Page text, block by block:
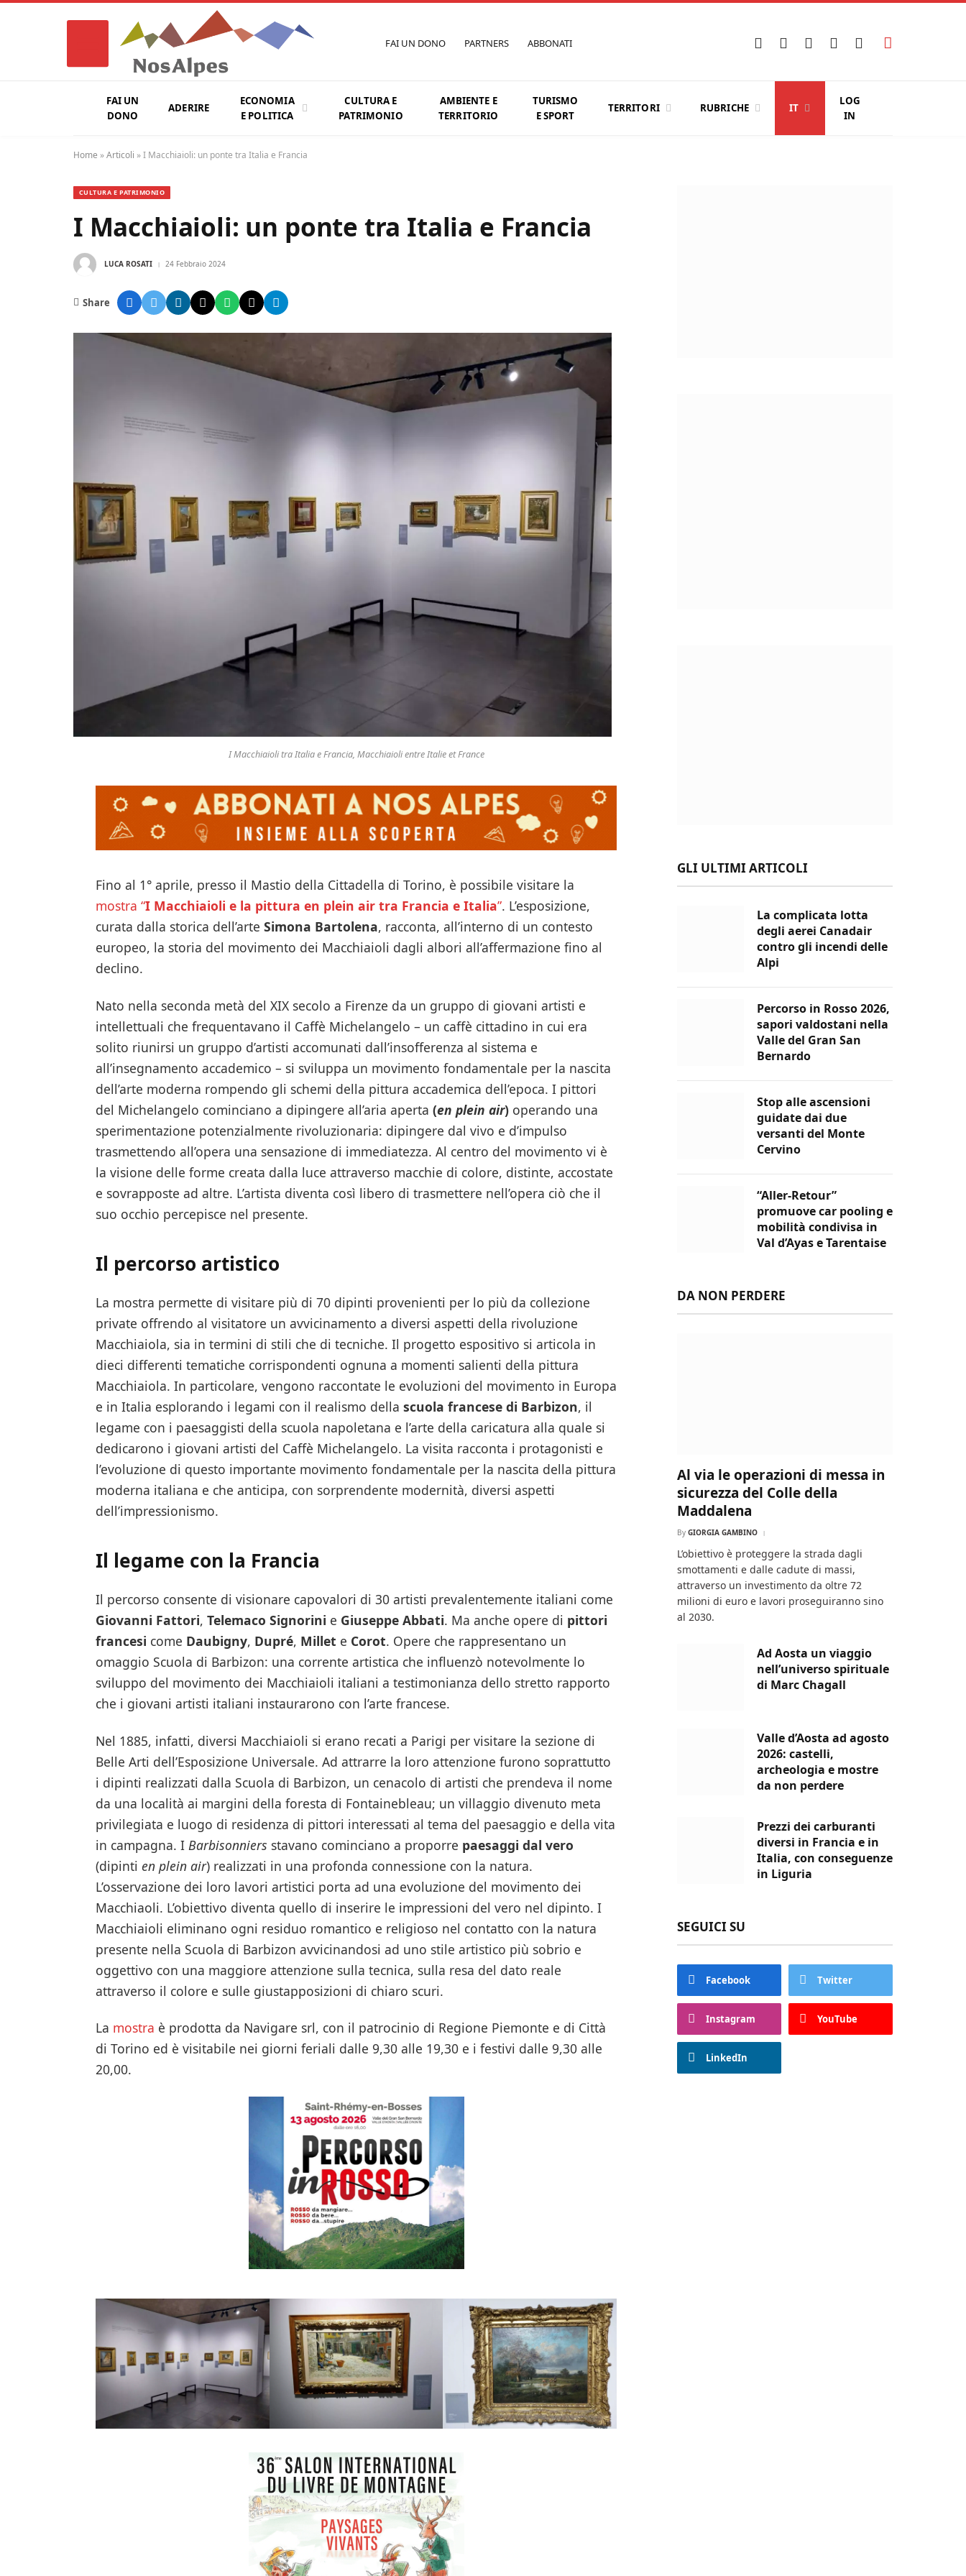
FAI UN DONO PARTNERS ABBONATI Facebook
X
Instagram
YouTubeLinkedIn
FAI UN
DONO
ADERIRE
ECONOMIA
E POLITICA
CULTURA E
PATRIMONIO
AMBIENTE E
TERRITORIO
TURISMO
E SPORT
TERRITORI RUBRICHE IT
LOG
IN
Home »Articoli »I Macchiaioli: un ponte tra Italia e Francia
CULTURA E PATRIMONIO
I Macchiaioli: un ponte tra Italia e Francia
LUCA ROSATI 24 Febbraio 2024
Share
I Macchiaioli tra Italia e Francia, Macchiaioli entre Italie et France
Fino al 1° aprile, presso il Mastio della Cittadella di Torino, è possibile visitare la
mostra “I Macchiaioli e la pittura en plein air tra Francia e Italia”. L’esposizione,
curata dalla storica dell’arte Simona Bartolena, racconta, all’interno di un contesto
europeo, la storia del movimento dei Macchiaioli dagli albori all’affermazione fino al
declino.
Nato nella seconda metà del XIX secolo a Firenze da un gruppo di giovani artisti e
intellettuali che frequentavano il Caffè Michelangelo – un caffè cittadino in cui era
solito riunirsi un gruppo d’artisti accomunati dall’insofferenza al sistema e
all’insegnamento accademico – si sviluppa un movimento fondamentale per la nascita
dell’arte moderna rompendo gli schemi della pittura accademica dell’epoca. I pittori
del Michelangelo cominciano a dipingere all’aria aperta (en plein air)operando una
sperimentazione potenzialmente rivoluzionaria: dipingere dal vivo e d’impulso
trasmettendo all’opera una sensazione di immediatezza. Al centro del movimento vi è
la visione delle forme creata dalla luce attraverso macchie di colore, distinte, accostate
e sovrapposte ad altre. L’artista diventa così libero di trasmettere nell’opera ciò che il
suo occhio percepisce nel presente.
Il percorso artistico
La mostra permette di visitare più di 70 dipinti provenienti per lo più da collezione
private offrendo al visitatore un avvicinamento a diversi aspetti della rivoluzione
Macchiaiola, sia in termini di stili che di tecniche. Il progetto espositivo si articola in
dieci differenti tematiche corrispondenti ognuna a momenti salienti della pittura
Macchiaiola. In particolare, vengono raccontate le evoluzioni del movimento in Europa
e in Italia esplorando i legami con il realismo della scuola francese di Barbizon, il
legame con i paesaggisti della scuola napoletana e l’arte della caricatura alla quale si
dedicarono i giovani artisti del Caffè Michelangelo. La visita racconta i protagonisti e
l’evoluzione di questo importante movimento fondamentale per la nascita della pittura
moderna italiana e che anticipa, con sorprendente modernità, diversi aspetti
dell’impressionismo.
Il legame con la Francia
Il percorso consente di visionare capovalori di 30 artisti prevalentemente italiani come
Giovanni Fattori, Telemaco Signorini e Giuseppe Abbati. Ma anche opere di pittori
francesi come Daubigny, Dupré, Millet e Corot. Opere che rappresentano un
omaggio Scuola di Barbizon: una corrente artistica che influenzò notevolmente lo
sviluppo del movimento dei Macchiaioli italiani a testimonianza dello stretto rapporto
che i giovani artisti italiani instaurarono con l’arte francese.
Nel 1885, infatti, diversi Macchiaioli si erano recati a Parigi per visitare la sezione di
Belle Arti dell’Esposizione Universale. Ad attrarre la loro attenzione furono soprattutto
i dipinti realizzati dalla Scuola di Barbizon, un cenacolo di artisti che prendeva il nome
da una località ai margini della foresta di Fontainebleau; un villaggio divenuto meta
privilegiata e luogo di residenza di pittori interessati al tema del paesaggio e della vita
in campagna. I Barbisonniers stavano cominciano a proporre paesaggi dal vero
(dipinti en plein air) realizzati in una profonda connessione con la natura.
L’osservazione dei loro lavori artistici porta ad una evoluzione del movimento dei
Macchiaoli. L’obiettivo diventa quello di inserire le impressioni del vero nel dipinto. I
Macchiaioli eliminano ogni residuo romantico e religioso nel contatto con la natura
presente nella Scuola di Barbizon avvicinandosi ad uno stile artistico più sobrio e
oggettivo con una maggiore attenzione sulla tecnica, sulla resa del dato reale
attraverso il colore e sulle giustapposizioni di chiaro scuri.
La mostra è prodotta da Navigare srl, con il patrocinio di Regione Piemonte e di Città
di Torino ed è visitabile nei giorni feriali dalle 9,30 alle 19,30 e i festivi dalle 9,30 alle
20,00.
GLI ULTIMI ARTICOLI
La complicata lotta
degli aerei Canadair
contro gli incendi delle
Alpi
Percorso in Rosso 2026,
sapori valdostani nella
Valle del Gran San
Bernardo
Stop alle ascensioni
guidate dai due
versanti del Monte
Cervino
“Aller-Retour”
promuove car pooling e
mobilità condivisa in
Val d’Ayas e Tarentaise
DA NON PERDERE
Al via le operazioni di messa in
sicurezza del Colle della
Maddalena
By GIORGIA GAMBINO
L’obiettivo è proteggere la strada dagli
smottamenti e dalle cadute di massi,
attraverso un investimento da oltre 72
milioni di euro e lavori proseguiranno sino
al 2030.
Ad Aosta un viaggio
nell’universo spirituale
di Marc Chagall
Valle d’Aosta ad agosto
2026: castelli,
archeologia e mostre
da non perdere
Prezzi dei carburanti
diversi in Francia e in
Italia, con conseguenze
in Liguria
SEGUICI SU
Facebook Twitter
Instagram YouTube
LinkedIn